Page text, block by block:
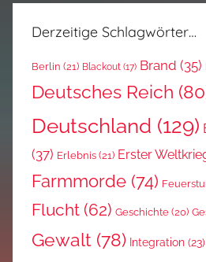
Derzeitige Schlagwörter…
Berlin (21) Blackout (17) Brand (35)
Deutsches Reich
Deutschland (129)
(37) Erlebnis (21) Erster
Farmmorde (74)
Flucht (62) Geschichte (20)
Gewalt (78) Integration (23)